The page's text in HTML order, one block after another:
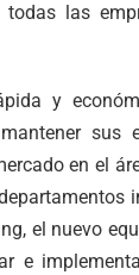
las
y
sus
en el
el nuevo
e